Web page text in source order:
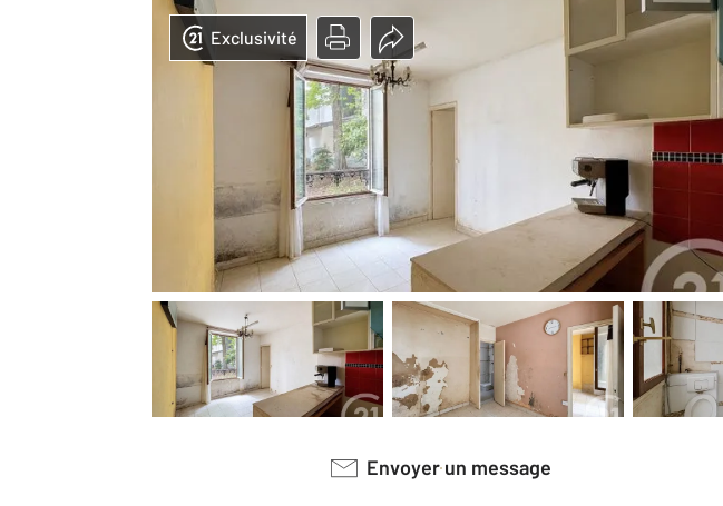
Exclusivité
Envoyer un message